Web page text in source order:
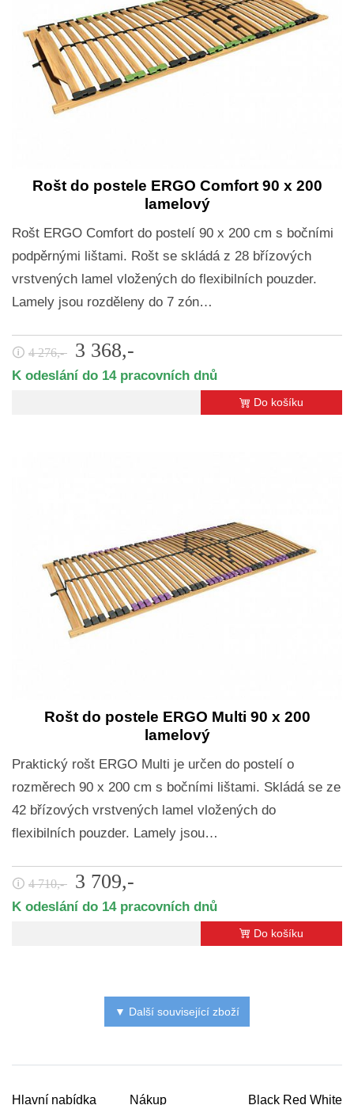
Rošt do postele ERGO Comfort 90 x 200
lamelový
Rošt ERGO Comfort do postelí 90 x 200 cm s bočními
podpěrnými lištami. Rošt se skládá z 28 břízových
vrstvených lamel vložených do flexibilních pouzder.
Lamely jsou rozděleny do 7 zón…
🛈 4 276,- 3 368,-
K odeslání do 14 pracovních dnů
Do košíku
Rošt do postele ERGO Multi 90 x 200
lamelový
Praktický rošt ERGO Multi je určen do postelí o
rozměrech 90 x 200 cm s bočními lištami. Skládá se ze
42 břízových vrstvených lamel vložených do
flexibilních pouzder. Lamely jsou…
🛈 4 710,- 3 709,-
K odeslání do 14 pracovních dnů
Do košíku
▼ Další související zboží
Hlavní nabídka Nákup Black Red White